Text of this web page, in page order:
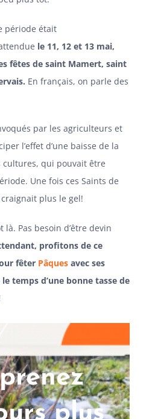
période était
le 11, 12 et 13 mai,
fêtes de saint Mamert, saint
En français, on parle des
par les agriculteurs et
l’effet d’une baisse de la
qui pouvait être
Une fois ces Saints de
plus le gel!
là. Pas besoin d’être devin
profitons de ce
fêter Pâquesavec ses
temps d’une bonne tasse de